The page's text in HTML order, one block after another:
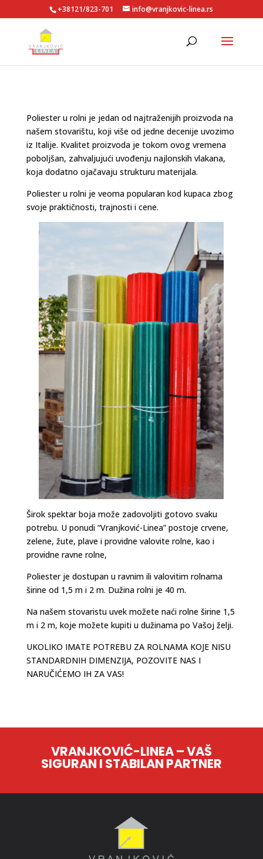
+38121/823-701 info@vranjkovic-linea.rs
Poliester u rolni je jedan od najtraženijih proizvoda na
našem stovarištu, koji više od jedne decenije uvozimo
iz Italije. Kvalitet proizvoda je tokom ovog vremena
poboljšan, zahvaljujući uvođenju najlonskih vlakana,
koja dodatno ojačavaju strukturu materijala.
Poliester u rolni je veoma popularan kod kupaca zbog
svoje praktičnosti, trajnosti i cene.
Širok spektar boja može zadovoljiti gotovo svaku
potrebu. U ponudi “Vranjković-Linea” postoje crvene,
zelene, žute, plave i providne valovite rolne, kao i
providne ravne rolne,
Poliester je dostupan u ravnim ili valovitim rolnama
širine od 1,5 m i 2 m. Dužina rolni je 40 m.
Na našem stovaristu uvek možete naći rolne širine 1,5
m i 2 m, koje možete kupiti u dužinama po Vašoj želji.
UKOLIKO IMATE POTREBU ZA ROLNAMA KOJE NISU
STANDARDNIH DIMENZIJA, POZOVITE NAS I
NARUČIĆEMO IH ZA VAS!
VRANJKOVIĆ-LINEA – VAŠ
SIGURAN I STABILAN PARTNER